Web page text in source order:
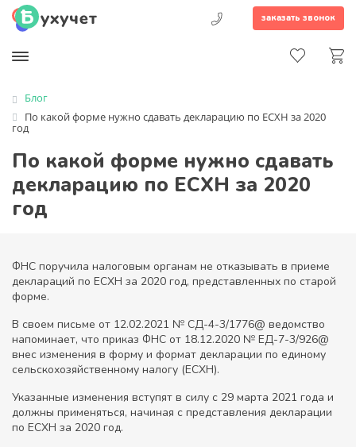
заказать звонок
Блог
По какой форме нужно сдавать декларацию по ЕСХН за 2020
год
По какой форме нужно сдавать
декларацию по ЕСХН за 2020
год
ФНС поручила налоговым органам не отказывать в приеме
деклараций по ЕСХН за 2020 год, представленных по старой
форме.
В своем письме от 12.02.2021 № СД-4-3/1776@ ведомство
напоминает, что приказ ФНС от 18.12.2020 № ЕД-7-3/926@
внес изменения в форму и формат декларации по единому
сельскохозяйственному налогу (ЕСХН).
Указанные изменения вступят в силу с 29 марта 2021 года и
должны применяться, начиная с представления декларации
по ЕСХН за 2020 год.